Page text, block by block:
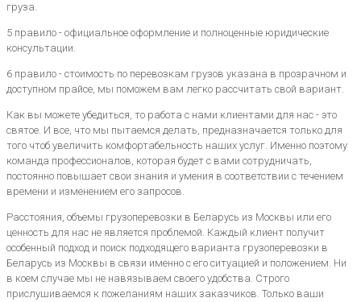
груза.
5 правило - официальное оформление и полноценные юридические
консультации.
6 правило - стоимость по перевозкам грузов указана в прозрачном и
доступном прайсе, мы поможем вам легко рассчитать свой вариант.
Как вы можете убедиться, то работа с нами клиентами для нас - это
святое. И все, что мы пытаемся делать, предназначается только для
того чтоб увеличить комфортабельность наших услуг. Именно поэтому
команда профессионалов, которая будет с вами сотрудничать,
постоянно повышает свои знания и умения в соответствии с течением
времени и изменением его запросов.
Расстояния, объемы грузоперевозки в Беларусь из Москвы или его
ценность для нас не является проблемой. Каждый клиент получит
особенный подход и поиск подходящего варианта грузоперевозки в
Беларусь из Москвы в связи именно с его ситуацией и положением. Ни
в коем случае мы не навязываем своего удобства. Строго
прислушиваемся к пожеланиям наших заказчиков. Только ваши